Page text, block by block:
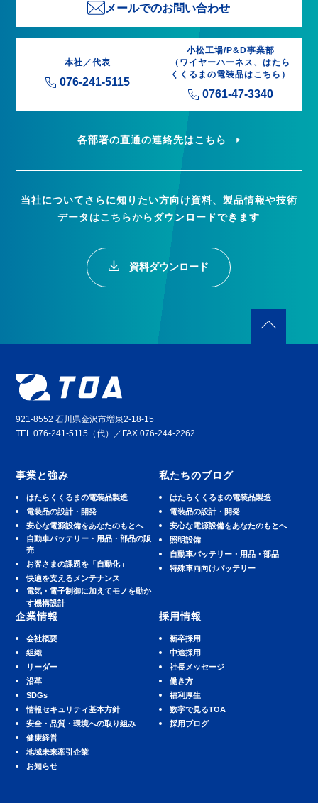
メールでのお問い合わせ
本社／代表
076-241-5115
小松工場/P&D事業部
（ワイヤーハーネス、はたら
くくるまの電装品はこちら）
0761-47-3340
各部署の直通の連絡先はこちら
当社についてさらに知りたい方向け資料、製品情報や技術
データはこちらからダウンロードできます
資料ダウンロード
921-8552 石川県金沢市増泉2-18-15
TEL 076-241-5115（代）／FAX 076-244-2262
事業と強み
はたらくくるまの電装品製造
電装品の設計・開発
安⼼な電源設備をあなたのもとへ
⾃動⾞バッテリー・⽤品・部品の販
売
お客さまの課題を「自動化」
快適を⽀えるメンテナンス
電気・電子制御に加えてモノを動か
す機構設計
私たちのブログ
はたらくくるまの電装品製造
電装品の設計・開発
安⼼な電源設備をあなたのもとへ
照明設備
⾃動⾞バッテリー・⽤品・部品
特殊車両向けバッテリー
企業情報
会社概要
組織
リーダー
沿革
SDGs
情報セキュリティ基本方針
安全・品質・環境への取り組み
健康経営
地域未来牽引企業
お知らせ
採用情報
新卒採用
中途採用
社長メッセージ
働き方
福利厚生
数字で見るTOA
採用ブログ